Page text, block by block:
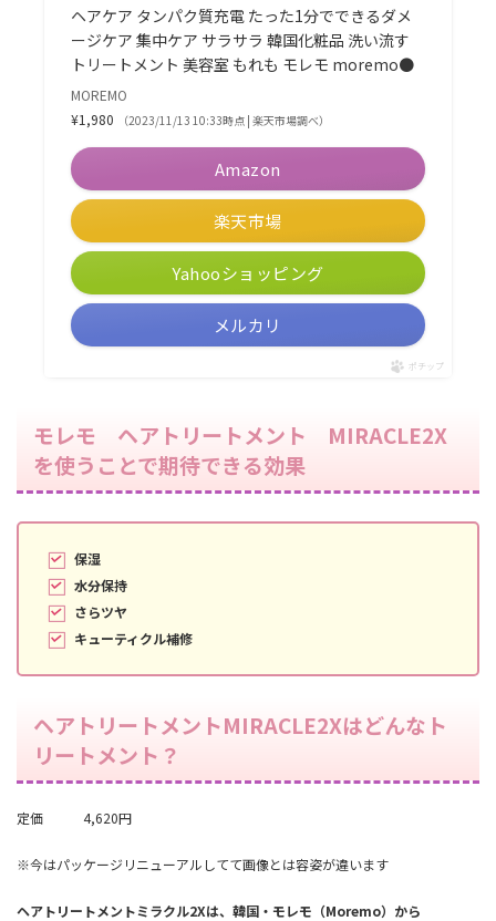
ヘアケア タンパク質充電 たった1分でできるダメ
ージケア 集中ケア サラサラ 韓国化粧品 洗い流す
トリートメント 美容室 もれも モレモ moremo●
MOREMO
¥1,980
（2023/11/13 10:33時点 | 楽天市場調べ）
Amazon
楽天市場
Yahooショッピング
メルカリ
ポチップ
モレモ ヘアトリートメント MIRACLE2X
を使うことで期待できる効果
保湿
水分保持
さらツヤ
キューティクル補修
ヘアトリートメントMIRACLE2Xはどんなト
リートメント？
定価 4,620円
※今はパッケージリニューアルしてて画像とは容姿が違います
ヘアトリートメントミラクル2Xは、韓国・モレモ（Moremo）から